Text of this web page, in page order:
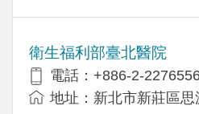
衛生福利部臺北醫院
電話：+886-2-
地址：新北市新莊區思